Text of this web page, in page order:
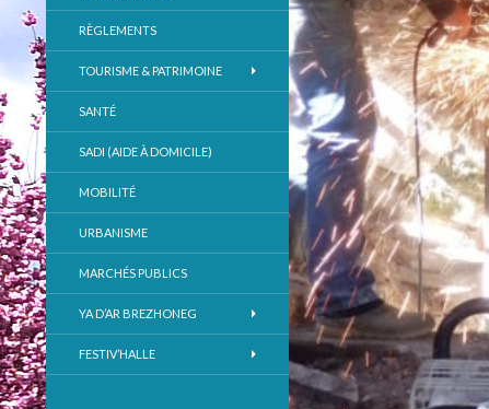
RÈGLEMENTS
TOURISME & PATRIMOINE
SANTÉ
SADI (AIDE À DOMICILE)
MOBILITÉ
URBANISME
MARCHÉS PUBLICS
YA D’AR BREZHONEG
FESTIV’HALLE